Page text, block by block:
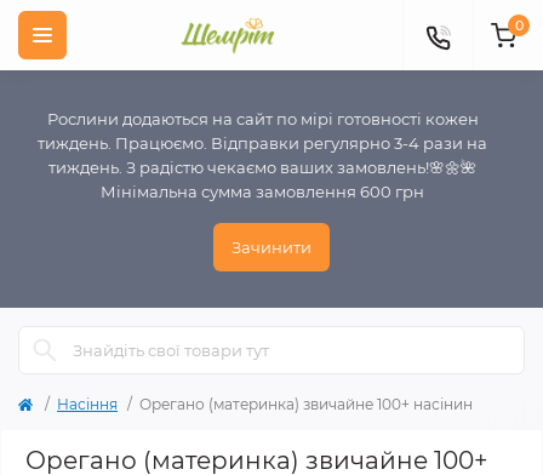
Рослини додаються на сайт по мірі готовності кожен
тиждень. Працюємо. Відправки регулярно 3-4 рази на
тиждень. З радістю чекаємо ваших замовлень!🌸🌼🌺
Мінімальна сумма замовлення 600 грн
Зачинити
0
Насіння Орегано (материнка) звичайне 100+ насінин
Орегано (материнка) звичайне 100+